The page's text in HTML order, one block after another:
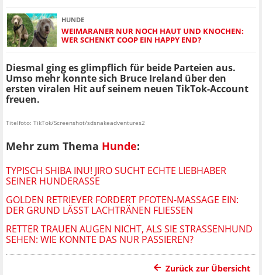
HUNDE
WEIMARANER NUR NOCH HAUT UND KNOCHEN:
WER SCHENKT COOP EIN HAPPY END?
Diesmal ging es glimpflich für beide Parteien aus.
Umso mehr konnte sich Bruce Ireland über den
ersten viralen Hit auf seinem neuen TikTok-Account
freuen.
Titelfoto: TikTok/Screenshot/sdsnakeadventures2
Mehr zum Thema Hunde:
TYPISCH SHIBA INU! JIRO SUCHT ECHTE LIEBHABER
SEINER HUNDERASSE
GOLDEN RETRIEVER FORDERT PFOTEN-MASSAGE EIN:
DER GRUND LÄSST LACHTRÄNEN FLIESSEN
RETTER TRAUEN AUGEN NICHT, ALS SIE STRASSENHUND S
EHEN: WIE KONNTE DAS NUR PASSIEREN?
Zurück zur Übersicht